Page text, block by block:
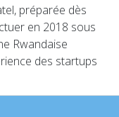
préparée dès
en 2018 sous
Rwandaise
des startups